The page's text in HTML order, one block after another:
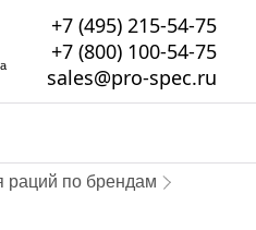
+7 (495) 215-54-75
+7 (800) 100-54-75
sales@pro-spec.ru
раций по брендам